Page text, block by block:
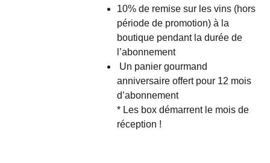
10% de remise sur les vins (hors
période de promotion) à la
boutique pendant la durée de
l’abonnement
Un panier gourmand
anniversaire offert pour 12 mois
d’abonnement
* Les box démarrent le mois de
réception !